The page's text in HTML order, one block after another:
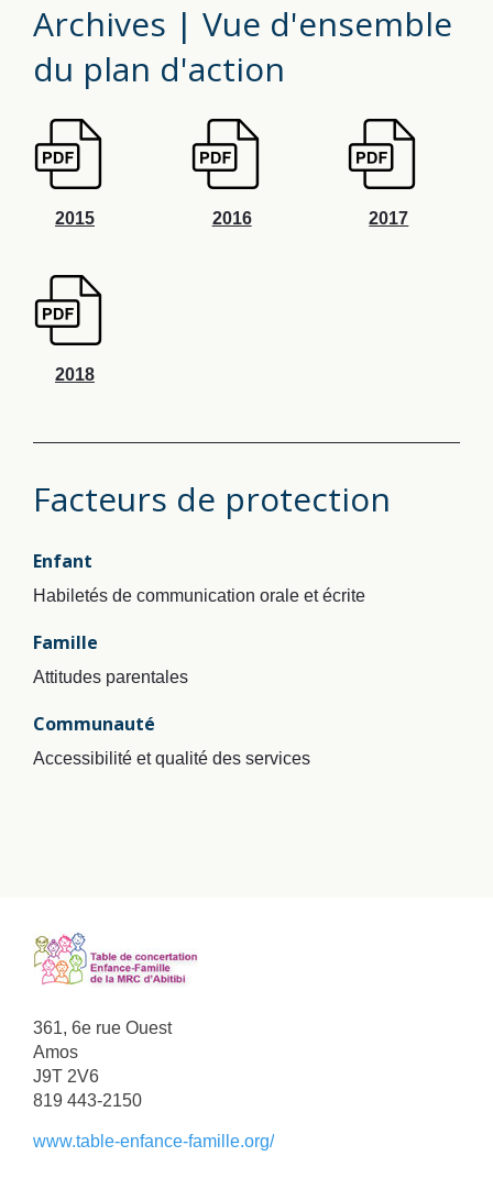
Archives | Vue d'ensemble
du plan d'action
2015 2016 2017
2018
Facteurs de protection
Enfant
Habiletés de communication orale et écrite
Famille
Attitudes parentales
Communauté
Accessibilité et qualité des services
361, 6e rue Ouest
Amos
J9T 2V6
819 443-2150
www.table-enfance-famille.org/